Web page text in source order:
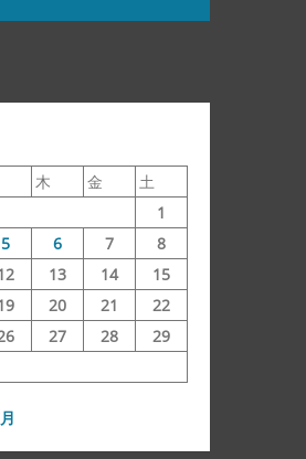
木 金
土
1
5 6 7
8
13 14
15
20 21
22
27 28
29